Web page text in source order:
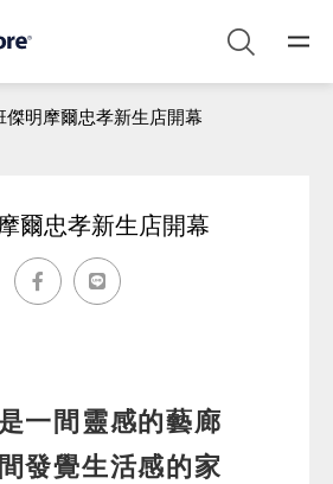
傑明摩爾忠孝新生店開幕
爾忠孝新生店開幕
一間靈感的藝廊
發覺生活感的家